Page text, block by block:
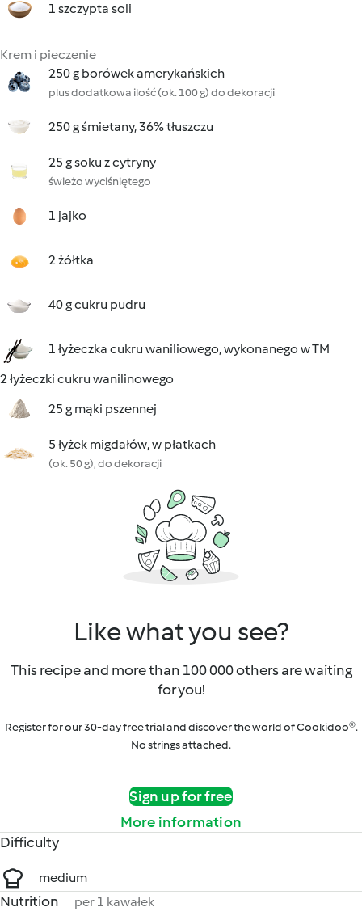
1 szczypta soli
Krem i pieczenie
250 g borówek amerykańskich
plus dodatkowa ilość (ok. 100 g) do dekoracji
250 g śmietany, 36% tłuszczu
25 g soku z cytryny
świeżo wyciśniętego
1 jajko
2 żółtka
40 g cukru pudru
1 łyżeczka cukru waniliowego, wykonanego w TM
2 łyżeczki cukru wanilinowego
25 g mąki pszennej
5 łyżek migdałów, w płatkach
(ok. 50 g), do dekoracji
Like what you see?
This recipe and more than 100 000 others are waiting
for you!
Register for our 30-day free trial and discover the world of Cookidoo®.
No strings attached.
Sign up for free
More information
Difficulty
medium
Nutrition per 1 kawałek